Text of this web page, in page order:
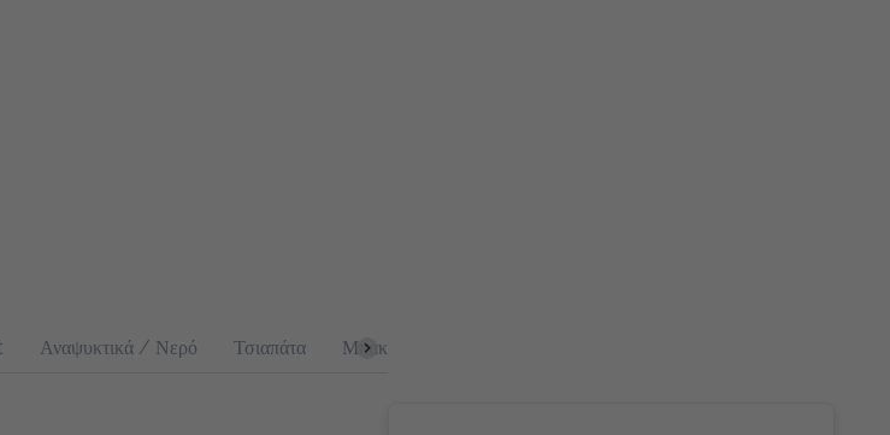
Αναψυκτικά / Νερό Τσιαπάτα Μπακέτες